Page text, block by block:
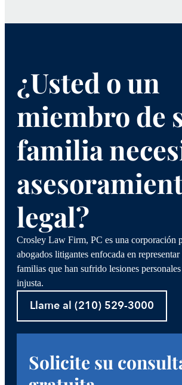
¿Usted o un
miembro de
familia
legal?
Crosley Law Firm, PC es una corporación
abogados litigantes enfocada en
familias que han sufrido lesiones
injusta.
Llame al (210) 529-3000
Solicite su